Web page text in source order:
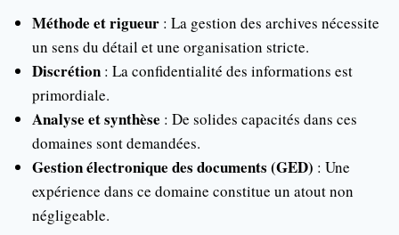
Méthode et rigueur: La gestion des archives nécessite
un sens du détail et une organisation stricte.
Discrétion: La confidentialité des informations est
primordiale.
Analyse et synthèse : De solides capacités dans ces
domaines sont demandées.
Gestion électronique des documents (GED) : Une
expérience dans ce domaine constitue un atout non
négligeable.